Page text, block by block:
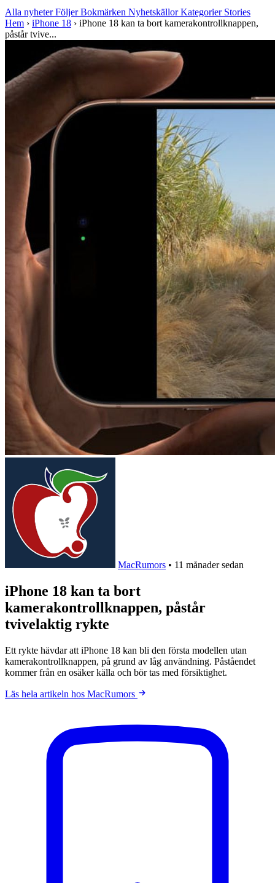
Alla nyheterFöljerBokmärken NyhetskällorKategorier Stories
Hem › iPhone 18 › iPhone 18 kan ta bort kamerakontrollknappen,
påstår tvive...
MacRumors • 11 månader sedan
iPhone 18 kan ta bort
kamerakontrollknappen, påstår
tvivelaktig rykte
Ett rykte hävdar att iPhone 18 kan bli den första modellen utan
kamerakontrollknappen, på grund av låg användning. Påståendet
kommer från en osäker källa och bör tas med försiktighet.
Läs hela artikeln hos MacRumors